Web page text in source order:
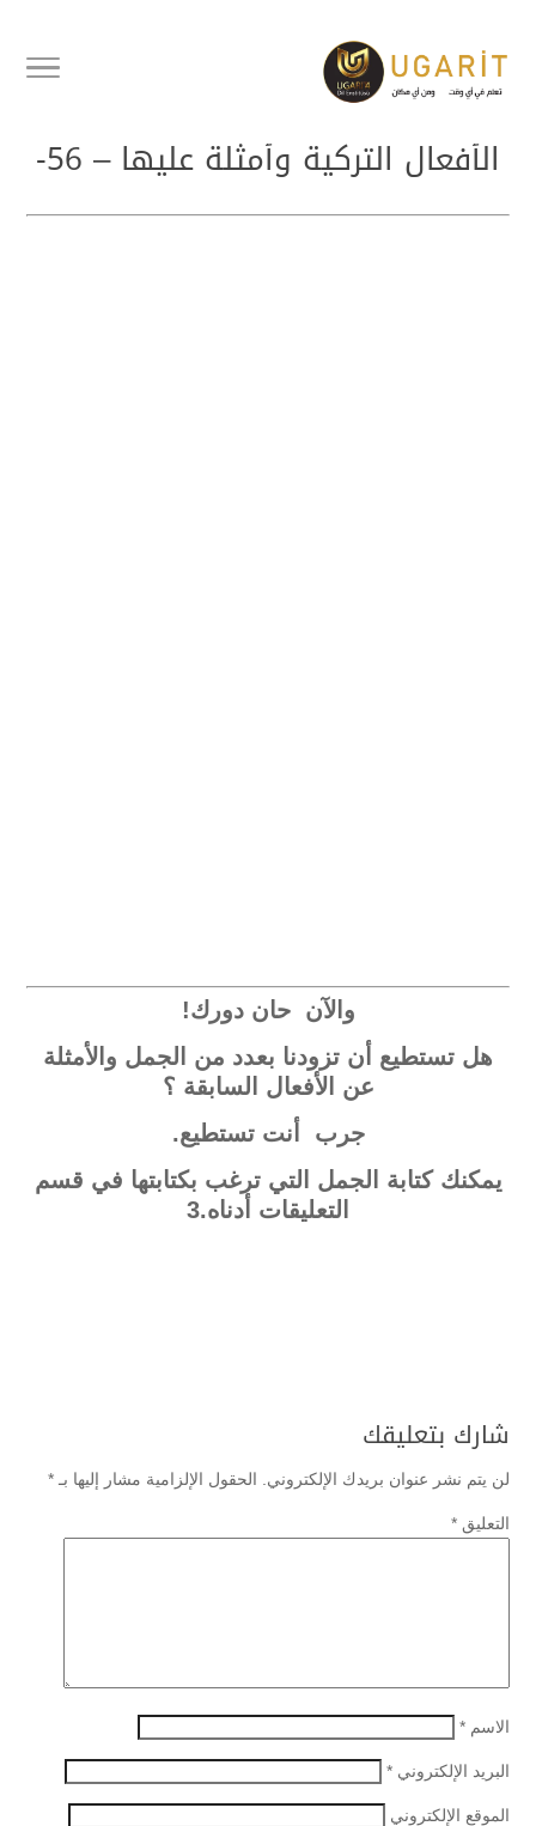
أفعال تركية مهمة وشائعة سلسلة
الأفعال التركية وأمثلة عليها – 56-
والآن حان دورك!
هل تستطيع أن تزودنا بعدد من الجمل والأمثلة
عن الأفعال السابقة ؟
جرب أنت تستطيع.
يمكنك كتابة الجمل التي ترغب بكتابتها في قسم
التعليقات أدناه.3
شارك بتعليقك
لن يتم نشر عنوان بريدك الإلكتروني. الحقول الإلزامية مشار إليها بـ *
التعليق *
الاسم *
البريد الإلكتروني *
الموقع الإلكتروني